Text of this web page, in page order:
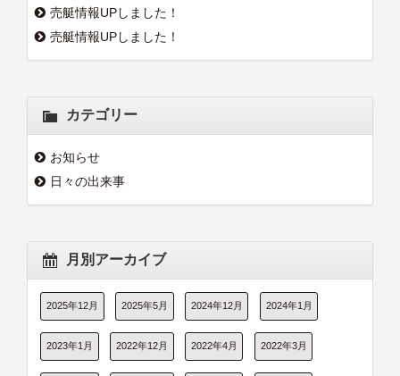
売艇情報UPしました！
売艇情報UPしました！
カテゴリー
お知らせ
日々の出来事
月別アーカイブ
2025年12月 2025年5月 2024年12月 2024年1月
2023年1月 2022年12月 2022年4月 2022年3月